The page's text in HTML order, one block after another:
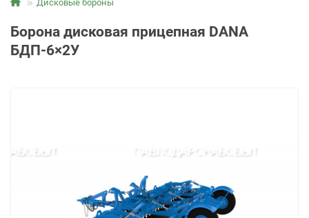
Дисковые бороны
Борона дисковая прицепная DANA
БДП-6×2У